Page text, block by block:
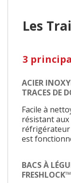
Les
3
ACIER
TRACES DE
Facile à
résistant
réfrigérateur
est
BACS À
FRESHLOCK™